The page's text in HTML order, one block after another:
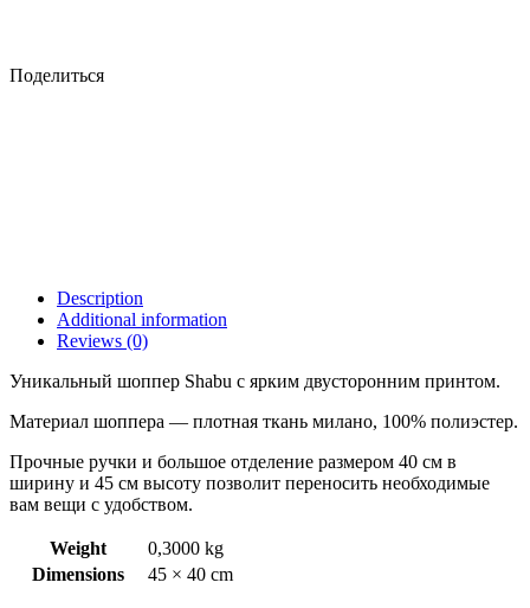
Поделиться
Description
Additional information
Reviews (0)
Уникальный шоппер Shabu с ярким двусторонним принтом.
Материал шоппера — плотная ткань милано, 100% полиэстер.
Прочные ручки и большое отделение размером 40 см в
ширину и 45 см высоту позволит переносить необходимые
вам вещи с удобством.
Weight
0,3000 kg
Dimensions
45 × 40 cm